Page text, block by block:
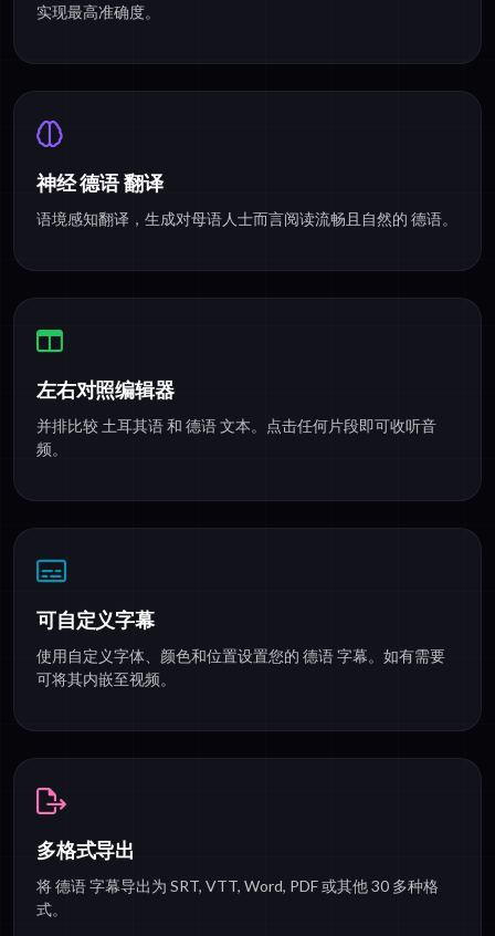
实现最高准确度。
神经 德语 翻译
语境感知翻译，生成对母语人士而言阅读流畅且自然的 德语。
左右对照编辑器
并排比较 土耳其语 和 德语 文本。点击任何片段即可收听音
频。
可自定义字幕
使用自定义字体、颜色和位置设置您的 德语 字幕。如有需要
可将其内嵌至视频。
多格式导出
将 德语 字幕导出为 SRT, VTT, Word, PDF 或其他 30 多种格
式。